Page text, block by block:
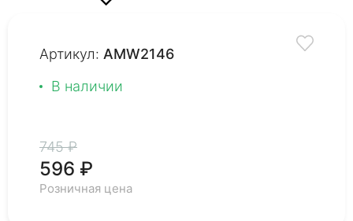
Артикул: AMW2146
В наличии
745 ₽
596 ₽
Розничная цена